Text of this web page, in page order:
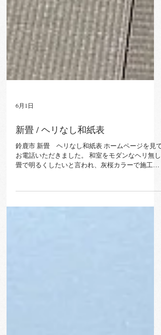
新畳 / ヘリなし和紙表
鈴鹿市 新畳 ヘリなし和紙表 ホームページを見て
お電話いただきました。 和室をモダンなヘリ無し
た！